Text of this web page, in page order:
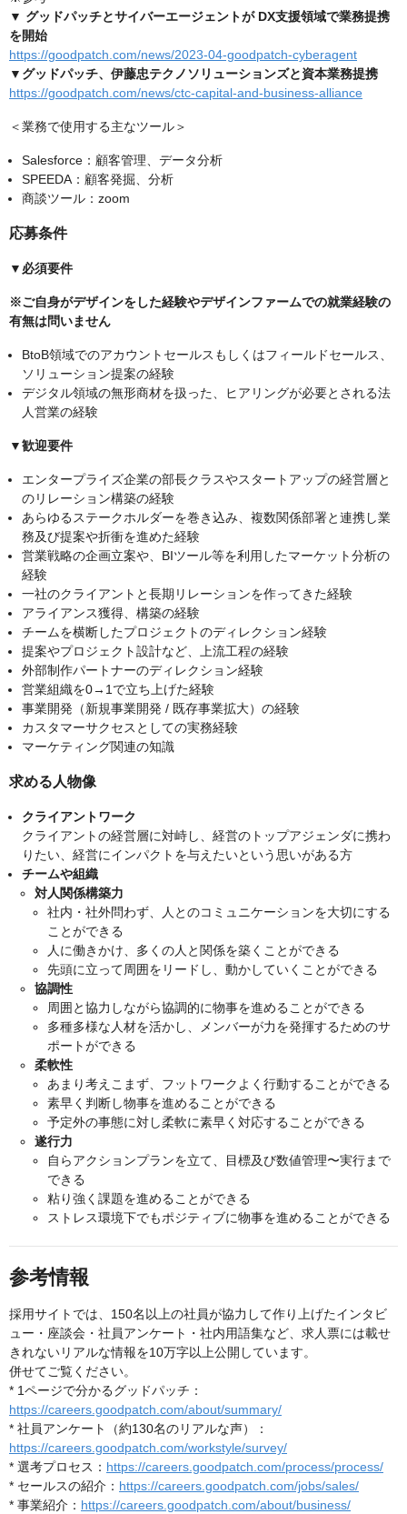
▼ グッドパッチとサイバーエージェントが DX支援領域で業務提携
を開始
https://goodpatch.com/news/2023-04-goodpatch-cyberagent
▼グッドパッチ、伊藤忠テクノソリューションズと資本業務提携
https://goodpatch.com/news/ctc-capital-and-business-alliance
＜業務で使用する主なツール＞
Salesforce：顧客管理、データ分析
SPEEDA：顧客発掘、分析
商談ツール：zoom
応募条件
▼必須要件
※ご自身がデザインをした経験やデザインファームでの就業経験の
有無は問いません
BtoB領域でのアカウントセールスもしくはフィールドセールス、
ソリューション提案の経験
デジタル領域の無形商材を扱った、ヒアリングが必要とされる法
人営業の経験
▼歓迎要件
エンタープライズ企業の部長クラスやスタートアップの経営層と
のリレーション構築の経験
あらゆるステークホルダーを巻き込み、複数関係部署と連携し業
務及び提案や折衝を進めた経験
営業戦略の企画立案や、BIツール等を利用したマーケット分析の
経験
一社のクライアントと長期リレーションを作ってきた経験
アライアンス獲得、構築の経験
チームを横断したプロジェクトのディレクション経験
提案やプロジェクト設計など、上流工程の経験
外部制作パートナーのディレクション経験
営業組織を0→1で立ち上げた経験
事業開発（新規事業開発 / 既存事業拡大）の経験
カスタマーサクセスとしての実務経験
マーケティング関連の知識
求める人物像
クライアントワーク
クライアントの経営層に対峙し、経営のトップアジェンダに携わ
りたい、経営にインパクトを与えたいという思いがある方
チームや組織
対人関係構築力
社内・社外問わず、人とのコミュニケーションを大切にする
ことができる
人に働きかけ、多くの人と関係を築くことができる
先頭に立って周囲をリードし、動かしていくことができる
協調性
周囲と協力しながら協調的に物事を進めることができる
多種多様な人材を活かし、メンバーが力を発揮するためのサ
ポートができる
柔軟性
あまり考えこまず、フットワークよく行動することができる
素早く判断し物事を進めることができる
予定外の事態に対し柔軟に素早く対応することができる
遂行力
自らアクションプランを立て、目標及び数値管理〜実行まで
できる
粘り強く課題を進めることができる
ストレス環境下でもポジティブに物事を進めることができる
参考情報
採用サイトでは、150名以上の社員が協力して作り上げたインタビ
ュー・座談会・社員アンケート・社内用語集など、求人票には載せ
きれないリアルな情報を10万字以上公開しています。
併せてご覧ください。
* 1ページで分かるグッドパッチ：
https://careers.goodpatch.com/about/summary/
* 社員アンケート（約130名のリアルな声）：
https://careers.goodpatch.com/workstyle/survey/
* 選考プロセス： https://careers.goodpatch.com/process/process/
* セールスの紹介： https://careers.goodpatch.com/jobs/sales/
* 事業紹介： https://careers.goodpatch.com/about/business/